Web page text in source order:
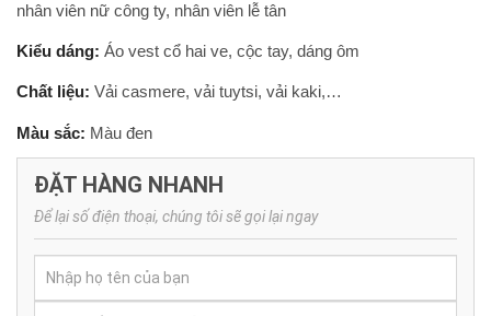
nhân viên nữ công ty, nhân viên lễ tân
Kiểu dáng: Áo vest cổ hai ve, cộc tay, dáng ôm
Chất liệu: Vải casmere, vải tuytsi, vải kaki,…
Màu sắc: Màu đen
ĐẶT HÀNG NHANH
Để lại số điện thoại, chúng tôi sẽ gọi lại ngay